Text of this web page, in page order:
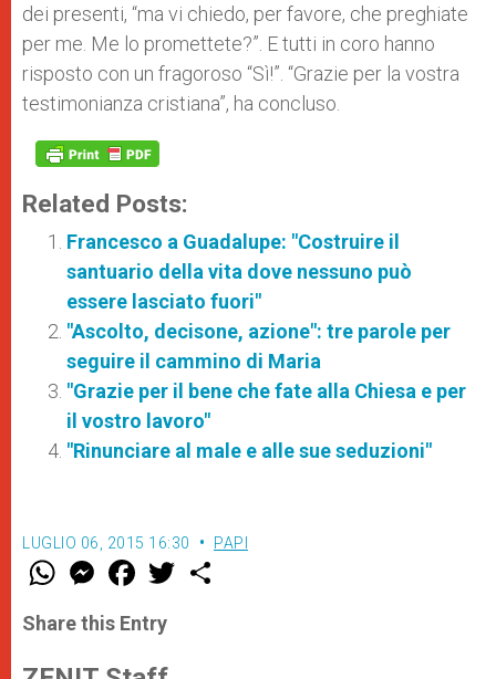
dei presenti, “ma vi chiedo, per favore, che preghiate
per me. Me lo promettete?”. E tutti in coro hanno
risposto con un fragoroso “Sì!”. “Grazie per la vostra
testimonianza cristiana”, ha concluso.
Related Posts:
Francesco a Guadalupe: "Costruire il
santuario della vita dove nessuno può
essere lasciato fuori"
"Ascolto, decisone, azione": tre parole per
seguire il cammino di Maria
"Grazie per il bene che fate alla Chiesa e per
il vostro lavoro"
"Rinunciare al male e alle sue seduzioni"
LUGLIO 06, 2015 16:30 PAPI
W
t
s
p
M
e
s
e
g
F
a
e
b
o
w
Share this Entry